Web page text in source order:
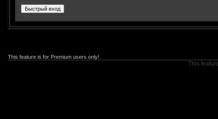
This feature is for Premium users only!
This